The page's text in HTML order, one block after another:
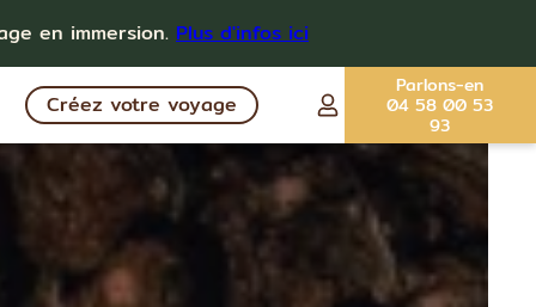
en immersion. Plus d'infos ici
Créez votre voyage
Parlons-en
04 58 00 53
93